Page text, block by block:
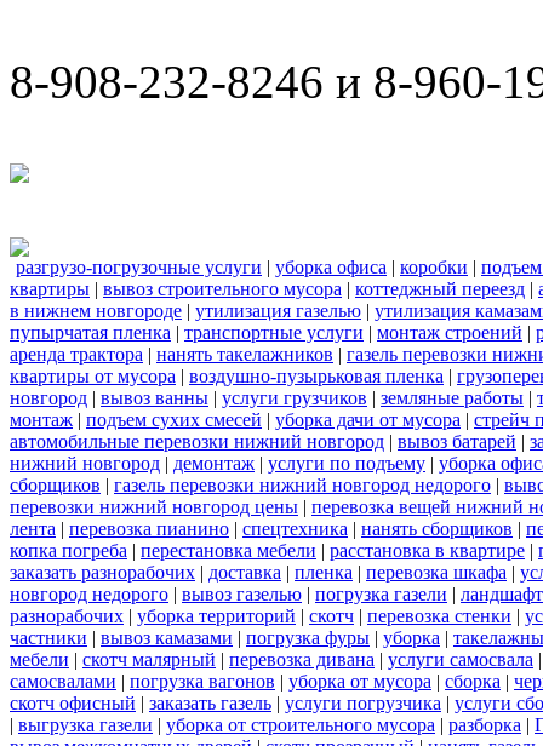
8-908-232-8246 и 8-960-
разгрузо-погрузочные услуги | уборка офиса | коробки |
квартиры | вывоз строительного мусора | коттеджный переезд |
в нижнем новгороде | утилизация газелью | утилизация
пупырчатая пленка | транспортные услуги | монтаж строений |
аренда трактора | нанять такелажников | газель перевозки
квартиры от мусора | воздушно-пузырьковая пленка |
новгород | вывоз ванны | услуги грузчиков | земляные работы |
монтаж | подъем сухих смесей | уборка дачи от мусора | стрейч
автомобильные перевозки нижний новгород | вывоз батарей |
нижний новгород | демонтаж | услуги по подъему | уборка
сборщиков | газель перевозки нижний новгород недорого |
перевозки нижний новгород цены | перевозка вещей нижний
лента | перевозка пианино | спецтехника | нанять сборщиков |
копка погреба | перестановка мебели | расстановка в квартире |
заказать разнорабочих | доставка | пленка | перевозка шкафа |
новгород недорого | вывоз газелью | погрузка газели |
разнорабочих | уборка территорий | скотч | перевозка стенки |
частники | вывоз камазами | погрузка фуры | уборка |
мебели | скотч малярный | перевозка дивана | услуги самосвала
самосвалами | погрузка вагонов | уборка от мусора | сборка |
скотч офисный | заказать газель | услуги погрузчика | услуги
| выгрузка газели | уборка от строительного мусора | разборка |